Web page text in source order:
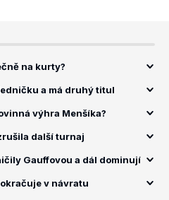
na kurty?
a má druhý titul
výhra Menšíka?
další turnaj
Gauffovou a dál dominují
v návratu